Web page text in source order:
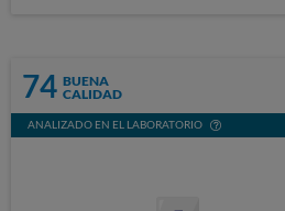
74 BUENA
CALIDAD
ANALIZADO EN EL LABORATORIO